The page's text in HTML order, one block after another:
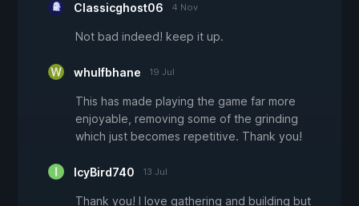
Classicghost06 4 Nov
Not bad indeed! keep it up.
whulfbhane 19 Jul
This has made playing the game far more
enjoyable, removing some of the grinding
which just becomes repetitive. Thank you!
IcyBird740 13 Jul
Thank you! I love gathering and building but